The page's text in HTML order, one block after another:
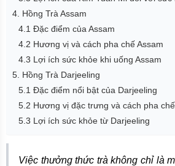
4. Hồng Trà Assam
4.1 Đặc điểm của Assam
4.2 Hương vị và cách pha chế Assam
4.3 Lợi ích sức khỏe khi uống Assam
5. Hồng Trà Darjeeling
5.1 Đặc điểm nổi bật của Darjeeling
5.2 Hương vị đặc trưng và cách pha
5.3 Lợi ích sức khỏe từ Darjeeling
Việc thưởng thức trà không chỉ là